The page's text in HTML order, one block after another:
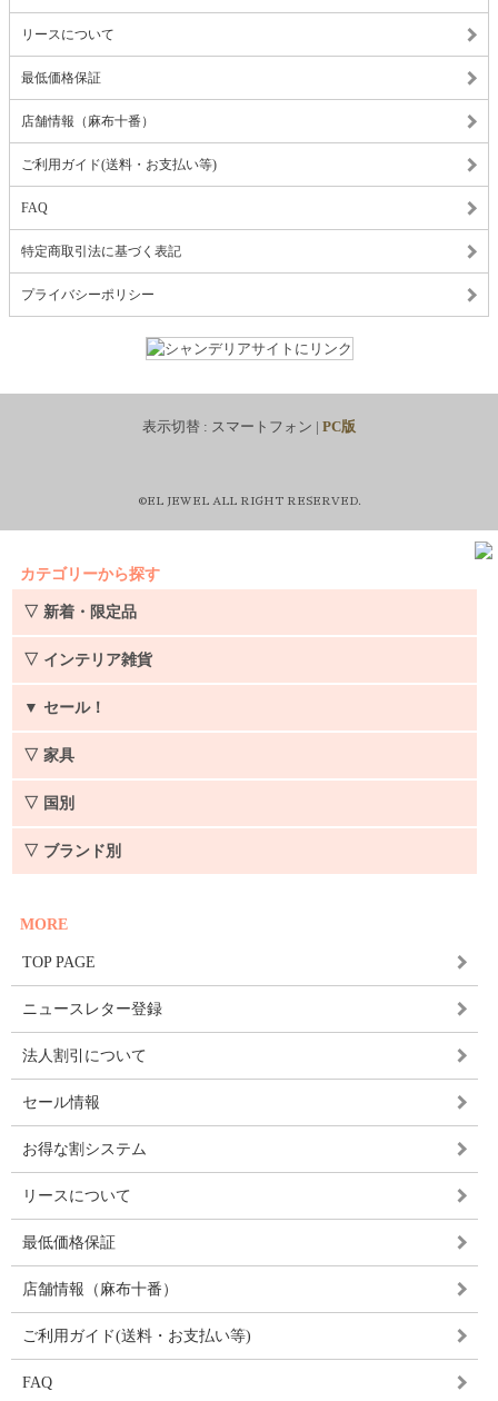
リースについて
最低価格保証
店舗情報（麻布十番）
ご利用ガイド(送料・お支払い等)
FAQ
特定商取引法に基づく表記
プライバシーポリシー
表示切替 : スマートフォン | PC版
©EL JEWEL ALL RIGHT RESERVED.
カテゴリーから探す
▽ 新着・限定品
▽ インテリア雑貨
▼ セール！
▽ 家具
▽ 国別
▽ ブランド別
MORE
TOP PAGE
ニュースレター登録
法人割引について
セール情報
お得な割システム
リースについて
最低価格保証
店舗情報（麻布十番）
ご利用ガイド(送料・お支払い等)
FAQ